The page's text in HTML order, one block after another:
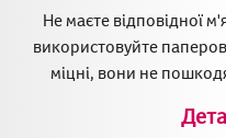
Не маєте відповідної
використовуйте
міцні, вони не